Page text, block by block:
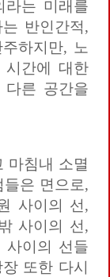
라는 미래를
반인간적,
하지만, 노
시간에 대한
른 공간을
마침내 소멸
은 면으로,
사이의 선,
사이의 선,
사이의 선들
또한 다시